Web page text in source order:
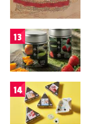
13
14